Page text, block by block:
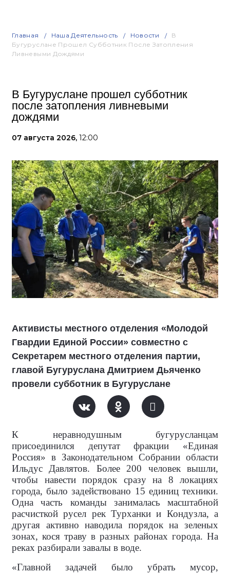
Главная Наша Деятельность Новости
В
Бугуруслане Прошел Субботник После Затопления
Ливневыми Дождями
В Бугуруслане прошел субботник
после затопления ливневыми
дождями
07 августа 2026, 12:00
Активисты местного отделения «Молодой
Гвардии Единой России» совместно с
Секретарем местного отделения партии,
главой Бугуруслана Дмитрием Дьяченко
провели субботник в Бугуруслане
К неравнодушным бугурусланцам
присоединился депутат фракции «Единая
Россия» в Законодательном Собрании области
Ильдус Давлятов. Более 200 человек вышли,
чтобы навести порядок сразу на 8 локациях
города, было задействовано 15 единиц техники.
Одна часть команды занималась масштабной
расчисткой русел рек Турханки и Кондузла, а
другая активно наводила порядок на зеленых
зонах, кося траву в разных районах города. На
реках разбирали завалы в воде.
«Главной задачей было убрать мусор,